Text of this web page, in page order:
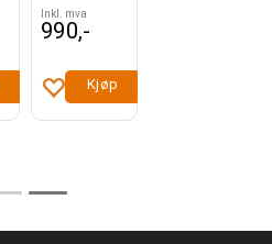
Inkl. mva
990,-
Kjøp